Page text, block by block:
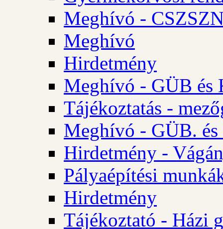
Meghívó -
Meghívó
Hirdetmény
Meghívó - GÜB és
Tájékoztatás -
Meghívó - GÜB.
Hirdetmény -
Pályaépítési
Hirdetmény
Tájékoztató - Házi